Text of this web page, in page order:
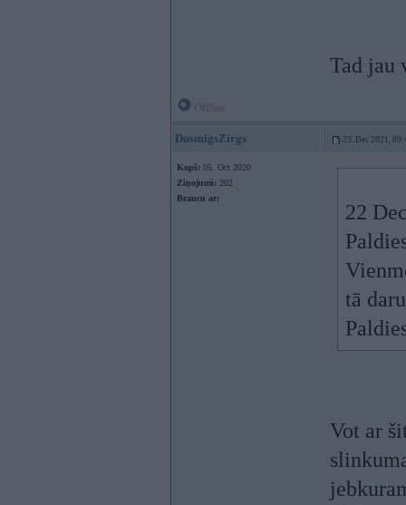
Tad jau
DusmigsZirgs 23. Dec 2021,
Kopš: 05. Oct 2020
Ziņojumi: 202
Braucu ar:
22
tā
Vot ar